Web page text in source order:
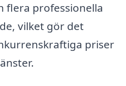
flera professionella
vilket gör det
priser